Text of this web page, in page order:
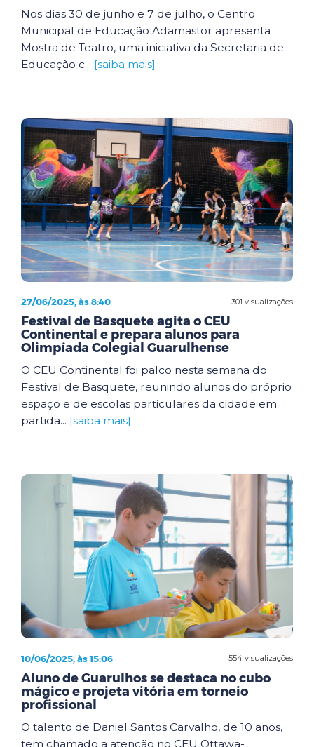
Nos dias 30 de junho e 7 de julho, o Centro
Municipal de Educação Adamastor apresenta
Mostra de Teatro, uma iniciativa da Secretaria de
Educação c... [saiba mais]
301 visualizações
27/06/2025, às 8:40
Festival de Basquete agita o CEU
Continental e prepara alunos para
Olimpíada Colegial Guarulhense
O CEU Continental foi palco nesta semana do
Festival de Basquete, reunindo alunos do próprio
espaço e de escolas particulares da cidade em
partida... [saiba mais]
554 visualizações
10/06/2025, às 15:06
Aluno de Guarulhos se destaca no cubo
mágico e projeta vitória em torneio
profissional
O talento de Daniel Santos Carvalho, de 10 anos,
tem chamado a atenção no CEU Ottawa-